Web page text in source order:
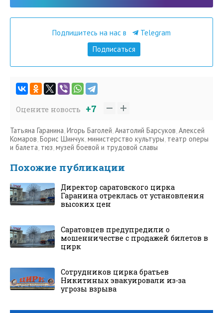
Подпишитесь на нас в
Telegram
Подписаться
Оцените новость +7
Татьяна Гаранина Игорь Баголей Анатолий Барсуков Алексей
Комаров Борис Шинчук министерство культуры театр оперы
и балета тюз музей боевой и трудовой славы
Похожие публикации
Директор саратовского цирка
Гаранина отреклась от установления
высоких цен
Саратовцев предупредили о
мошенничестве с продажей билетов в
цирк
Сотрудников цирка братьев
Никитиных эвакуировали из-за
угрозы взрыва